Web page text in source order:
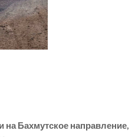
на Бахмутское направление,